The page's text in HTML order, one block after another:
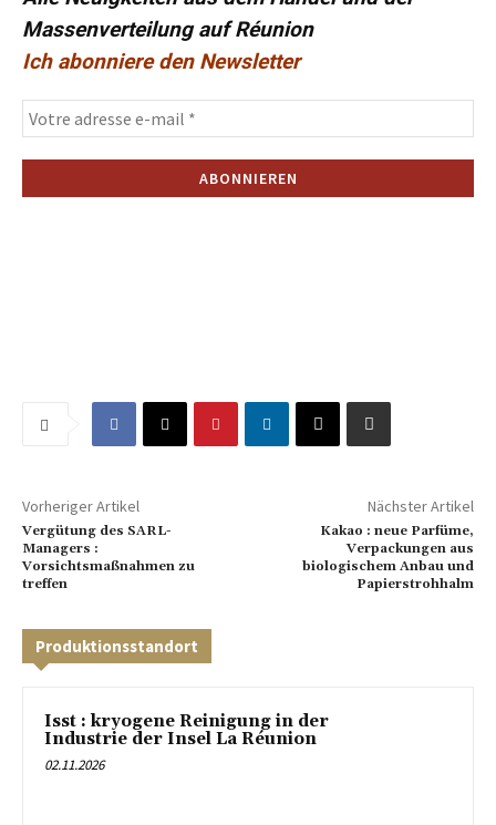
Massenverteilung auf Réunion
Ich abonniere den Newsletter
Vorheriger Artikel
Vergütung des SARL-
Managers :
Vorsichtsmaßnahmen zu
treffen
Nächster Artikel
Kakao : neue Parfüme,
Verpackungen aus
biologischem Anbau und
Papierstrohhalm
Produktionsstandort
Isst : kryogene Reinigung in der
Industrie der Insel La Réunion
02.11.2026